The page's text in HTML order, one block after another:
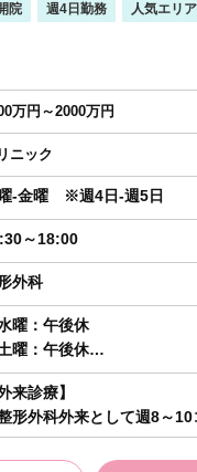
載の件数等は目安の数字
院 週4日勤務 人気エリア
万円～2000万円
ニック
-金曜 ※週4日-週5日
～18:00
外科
曜：午後休
曜：午後休
曜：終日
日：終日
外来診療】
整形外科外来として週8～
1コマあたり午前診・午後
程度を想定、1診制